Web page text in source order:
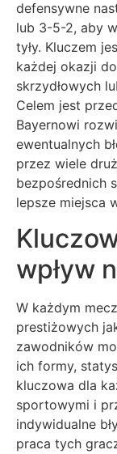
defensywne
lub 3-5-2, aby
tyły. Kluczem
każdej okazji
skrzydłowych
Celem jest
Bayernowi
ewentualnych
przez wiele
bezpośrednich
lepsze miejsca
wpływ
W każdym
prestiżowych
zawodników
ich formy,
kluczowa dla
sportowymi i
indywidualne
praca tych